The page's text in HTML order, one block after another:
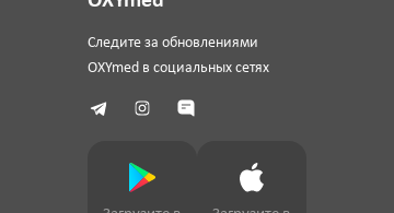
Следите за обновлениями
OXYmed в социальных сетях